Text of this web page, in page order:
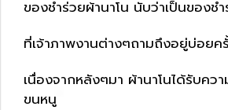
ของชำร่วยผ้านาโน นับว่าเป็นของช
ที่เจ้าภาพงานต่างๆถามถึงอยู่บ่อยค
เนื่องจากหลังๆมา ผ้านาโนได้รับคว
ขนหนู